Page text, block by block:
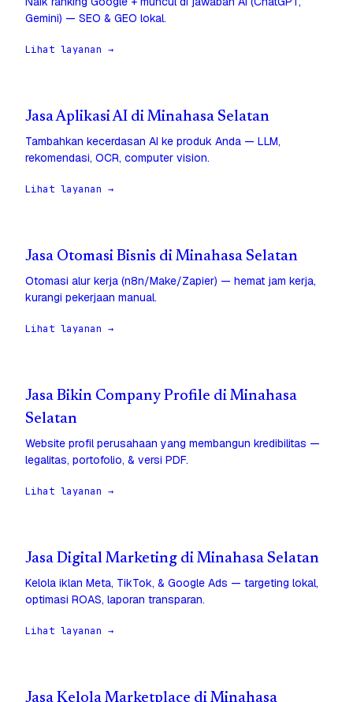
Gemini) — SEO & GEO lokal.
Lihat layanan →
Jasa Aplikasi AI di Minahasa Selatan
Tambahkan kecerdasan AI ke produk Anda — LLM,
rekomendasi, OCR, computer vision.
Lihat layanan →
Jasa Otomasi Bisnis di Minahasa Selatan
Otomasi alur kerja (n8n/Make/Zapier) — hemat jam kerja,
kurangi pekerjaan manual.
Lihat layanan →
Jasa Bikin Company Profile di Minahasa
Selatan
Website profil perusahaan yang membangun kredibilitas —
legalitas, portofolio, & versi PDF.
Lihat layanan →
Jasa Digital Marketing di Minahasa Selatan
Kelola iklan Meta, TikTok, & Google Ads — targeting lokal,
optimasi ROAS, laporan transparan.
Lihat layanan →
Jasa Kelola Marketplace di Minahasa